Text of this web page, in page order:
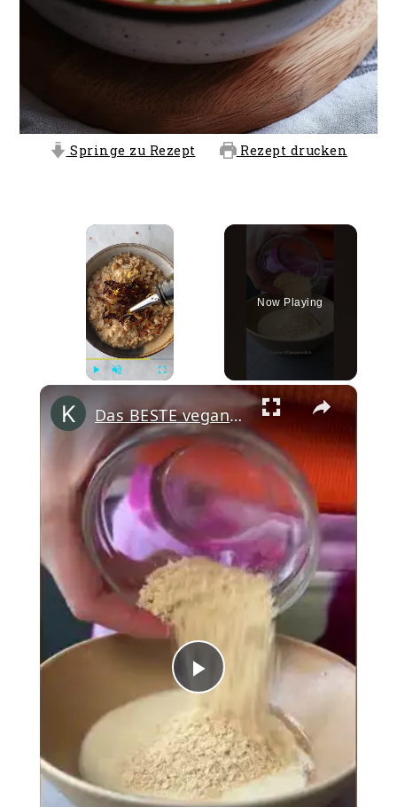
Springe zu Rezept Rezept drucken
×
Now Playing
×
Play
Video
Das BESTE vegane Risotto #shorts